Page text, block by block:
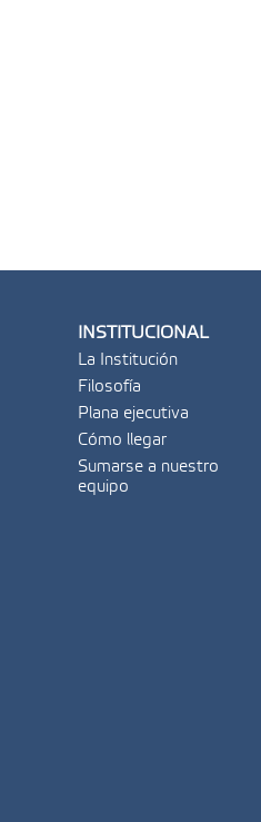
INSTITUCIONAL
La Institución
Filosofía
Plana ejecutiva
Cómo llegar
Sumarse a nuestro
equipo